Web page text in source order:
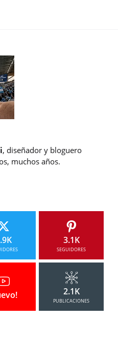
, diseñador y bloguero
muchos años.
3.1K
SEGUIDORES
2.1K
PUBLICACIONES